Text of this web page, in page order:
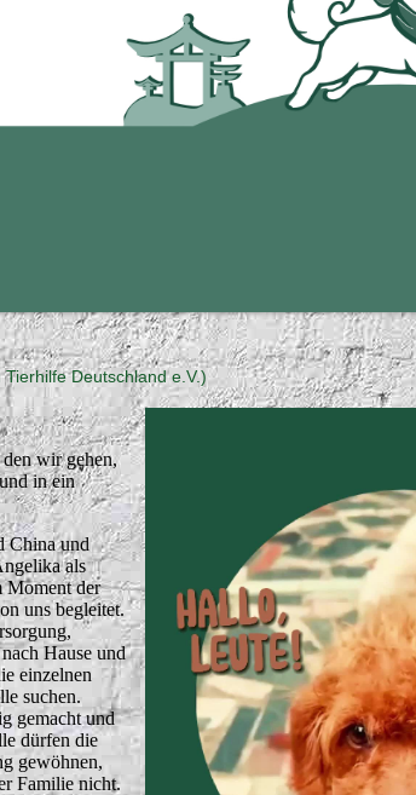
Deutschland e.V.)
wir gehen,
in ein
China und
als
Moment der
uns begleitet.
Hause und
einzelnen
suchen.
gemacht und
dürfen die
gewöhnen,
Familie nicht.